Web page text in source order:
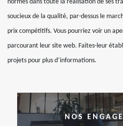
normes dans toute la réalisation de ses
soucieux de la qualité, par-dessus le
prix compétitifs. Vous pourriez voir un
parcourant leur site web. Faites-leur
projets pour plus d’informations.
NOS